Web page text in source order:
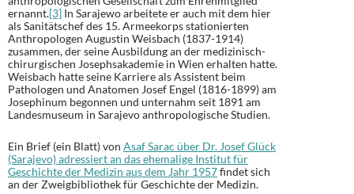
ernannt.[3] In Sarajewo arbeitete er auch mit dem hier
als Sanitätschef des 15. Armeekorps stationierten
Anthropologen Augustin Weisbach (1837-1914)
zusammen, der seine Ausbildung an der medizinisch-
chirurgischen Josephsakademie in Wien erhalten hatte.
Weisbach hatte seine Karriere als Assistent beim
Pathologen und Anatomen Josef Engel (1816-1899) am
Josephinum begonnen und unternahm seit 1891 am
Landesmuseum in Sarajevo anthropologische Studien.
Ein Brief (ein Blatt) von Asaf Sarac über Dr. Josef Glück
(Sarajevo) adressiert an das ehemalige Institut für
Geschichte der Medizin aus dem Jahr 1957findet sich
an der Zweigbibliothek für Geschichte der Medizin.